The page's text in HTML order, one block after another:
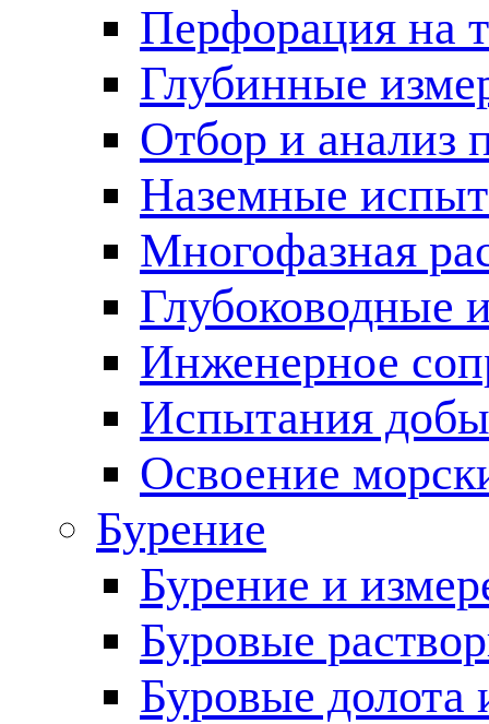
Перфорация на
Глубинные
Отбор и анализ
Наземные
Многофазная
Глубоководные
Инженерное
Испытания
Освоение
Бурение
Бурение и
Буровые
Буровые долота